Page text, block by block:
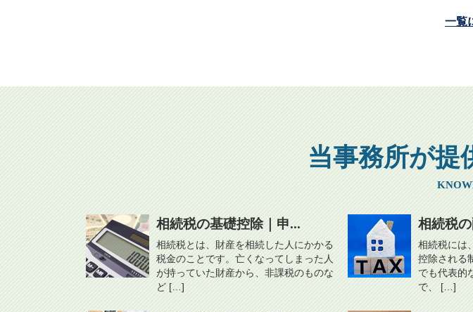
一覧
当事務所が提
相続税の基礎控除｜申...
相続税とは、財産を相続した人にかかる
税金のことです。亡くなってしまった人
が持っていた財産から、非課税のものな
ど […]
相続税
相続税には
控除される
でも代表的
で、 […]